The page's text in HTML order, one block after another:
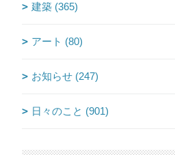
建築 (365)
アート (80)
お知らせ (247)
日々のこと (901)